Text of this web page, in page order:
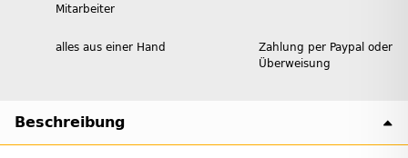
Mitarbeiter
alles aus einer Hand
Zahlung per Paypal oder
Überweisung
Beschreibung